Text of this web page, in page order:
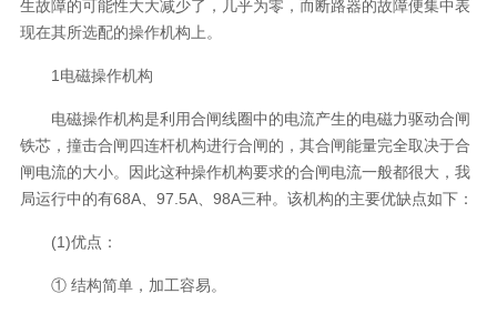
生故障的可能性大大减少了，几乎为零，而断路器的故障便集中表
现在其所选配的操作机构上。
1电磁操作机构
电磁操作机构是利用合闸线圈中的电流产生的电磁力驱动合闸
铁芯，撞击合闸四连杆机构进行合闸的，其合闸能量完全取决于合
闸电流的大小。因此这种操作机构要求的合闸电流一般都很大，我
局运行中的有68A、97.5A、98A三种。该机构的主要优缺点如下：
(1)优点：
① 结构简单，加工容易。